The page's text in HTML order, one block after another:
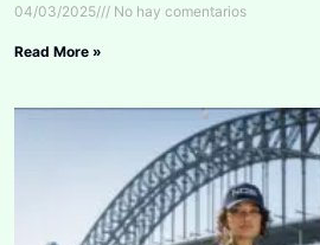
04/03/2025 No hay comentarios
Read More »